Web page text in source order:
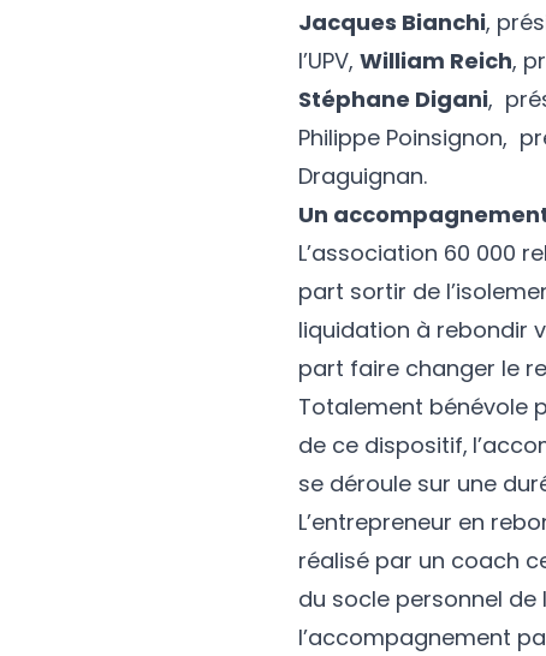
Jacques Bianchi,
l’UPV, William Reich,
Stéphane Digani,
Philippe Poinsignon,
Draguignan.
Un
L’association 60 000
part sortir de
liquidation à rebondir
part faire changer le
Totalement bénévole
de ce dispositif,
se déroule sur une
L’entrepreneur en
réalisé par un coach
du socle personnel de
l’accompagnement